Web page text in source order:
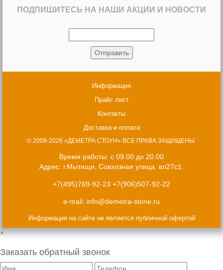
ПОДПИШИТЕСЬ НА НАШИ АКЦИИ И НОВОСТИ
Информация
Прайс лист
Контакты
Доставка и оплата
© 2008-2026 «ДЕМЕТРА СТОУН» ВСЕ ПРАВА ЗАЩИЩЕНЫ.
Время работы: с 09.00 до 20.00
Адрес: г.Мытищи, Совхозная улица, вл27с1.
+7(495)769-92-23 +7(906)507-92-22
e-mail: info@demetra-stone.ru
Информация на сайте не является публичной офертой
×
Заказать обратный звонок